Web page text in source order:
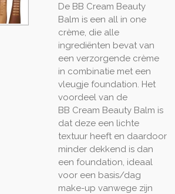
De BB Cream Beauty
Balm is een all in one
crème, die alle
ingrediënten bevat van
een verzorgende crème
in combinatie met een
vleugje foundation. Het
voordeel van de
BB Cream Beauty Balm is
dat deze een lichte
textuur heeft en daardoor
minder dekkend is dan
een foundation, ideaal
voor een basis/dag
make-up vanwege zijn